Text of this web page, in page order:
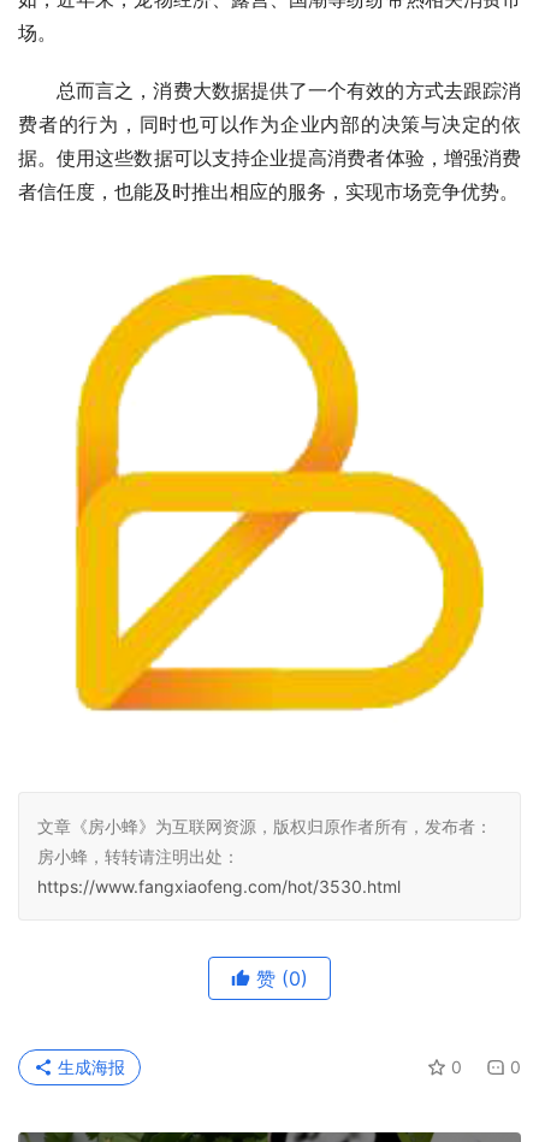
场。
总而言之，消费大数据提供了一个有效的方式去跟踪消
费者的行为，同时也可以作为企业内部的决策与决定的依
据。使用这些数据可以支持企业提高消费者体验，增强消费
者信任度，也能及时推出相应的服务，实现市场竞争优势。
文章《房小蜂》为互联网资源，版权归原作者所有，发布者：
房小蜂，转转请注明出处：
https://www.fangxiaofeng.com/hot/3530.html
赞 (0)
0 0
生成海报